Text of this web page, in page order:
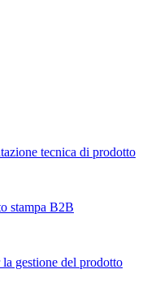
tecnica di prodotto
stampa B2B
gestione del prodotto